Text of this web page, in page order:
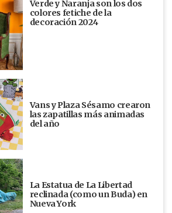
Verde y Naranja son los dos
colores fetiche de la
decoración 2024
Vans y Plaza Sésamo crearon
las zapatillas más animadas
del año
La Estatua de La Libertad
reclinada (como un Buda) en
Nueva York